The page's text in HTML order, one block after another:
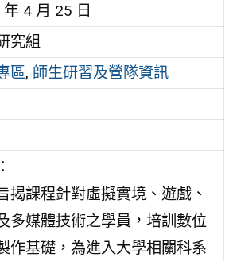
4 月 25 日
究組
區, 師生研習及營隊資訊
揭課程針對虛擬實境、遊戲、
多媒體技術之學員，培訓數位
作基礎，為進入大學相關科系